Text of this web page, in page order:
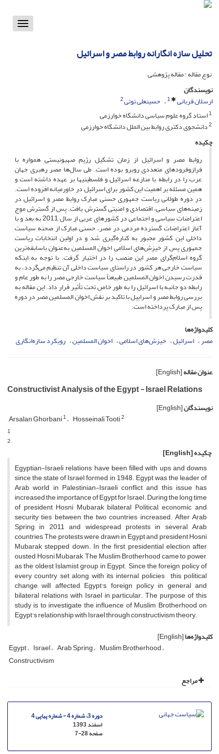
Toggle
تحلیل سازه انگارانه روابط مصر و اسرائیل
نوع مقاله : مقاله پژوهشی
نویسندگان
ارسلان قربانی
1 حسینعلی توتی2
1استاد گروه علوم سیاسی دانشگاه خوارزمی
2دانشجوی دکتری روابط بین الملل دانشگاه خوارزمی
چکیده
روابط مصر و اسرائیل از زمان تشکیل رژیم صهیونیستی همواره با
فرازوفرودهای متعددی روبرو بوده است. طی سال‌ها مصر رهبری جهان
عرب را در رابطه با منازعه اسرائیل و فلسطینی­ها بر عهده داشته است و
همین مسئله بر اهمیت این کشور برای اسرائیل در خاورمیانه افزوده است.
در دوره طولانی ریاست جمهوری حسنی مبارک روابط مصر و اسرائیل در
زمینه‌های سیاسی، اقتصادی و امنیتی گسترش یافت. پس از گسترش موج
اعتراضات سیاسی و اجتماعی در کشورهای عربی از سال 2011 به بعد و با
آغاز اعتراضات گسترده مردمی در مصر، حسنی مبارک از صحنه سیاست
داخلی این کشور مجبور به کناره‌گیری شد و در اولین انتخابات ریاست
جمهوری پس از خیزش‌های اسلامی اخوان المسلمین به‌عنوان باسابقه‌ترین
گروه اسلام‌گرای مصر این منصب را در اختیار گرفت. با توجه به اینکه
سیاست خارجی هر کشور در راستای سیاست داخلی آن تنظیم می‌گردد، به
قدرت رسیدن اخوان المسلمین طبیعتاً سیاست خارجی مصر را به طور عام و
رابطه دو جانبه با اسرائیل را به طور خاص تحت تأثیر قرار داد. این مقاله به
بررسی روابط مصر و اسراییل با تاکید بر نقش اخوان المسلمین مصر در دوره
پس از مبارک پرداخته است.
کلیدواژه‌ها
مصر اسرائیل خیزش‌های اسلامی اخوان المسلمین رویکرد سازه‌انگاری
عنوان مقاله[English]
Constructivist Analysis of the Egypt - Israel Relations
نویسندگان[English]
Arsalan Ghorbani1 Hosseinali Tooti2
1
2
چکیده[English]
Egyptian-Israeli relations have been filled with ups and downs
since the state of Israel formed in 1948. Egypt was the leader of
Arab world in Palestinian-Israeli conflict and this issue has
increased the importance of Egypt for Israel. During the long time
of president Hosni Mubarak bilateral Political, economic and
security ties between the two countries increased. After Arab
Spring in 2011 and widespread protests in several Arab
countries, The protests were drawn in Egypt and president Hosni
Mubarak stepped down. In the first presidential election after
ousted Hosni Mubarak, The Muslim Brotherhood came to power,
as the oldest Islamist group in Egypt. Since the foreign policy of
every country set along with its internal policies , this political
change will affected Egypt's foreign policy in general and
bilateral relations with Israel in particular. The purpose of this
study is to investigate the influence of Muslim Brotherhood on
Egypt's relationship with Israel through constructivism theory.
کلیدواژه‌ها[English]
Egypt Israel Arab Spring Muslim Brotherhood
Constructivism
مراجع
دوره 3، شماره 4 - شماره پیاپی 4
اسفند 1393
صفحه7-28